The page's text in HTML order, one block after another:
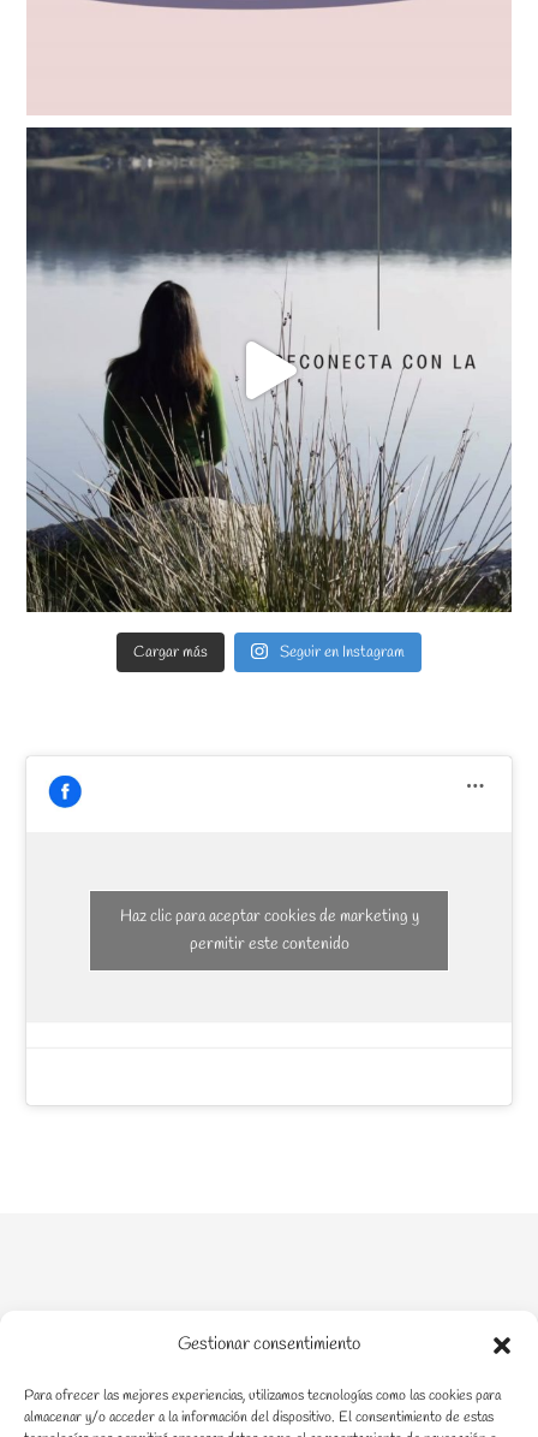
Gestionar consentimiento
Para ofrecer las mejores experiencias, utilizamos tecnologías como las cookies para
almacenar y/o acceder a la información del dispositivo. El consentimiento de estas
Cargar más Seguir en Instagram
Haz clic para aceptar cookies de marketing y
permitir este contenido
Acompañamiento en crianza en procesos de enfermedad